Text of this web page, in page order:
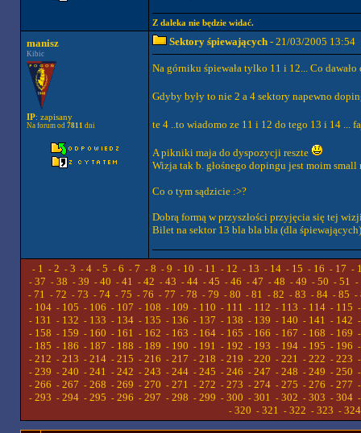
Z daleka nie będzie widać.
manisz
Kibic
IP: zapisany
Na forum od 7811 dni
Sektory śpiewających- 21/03/2005 13:54
Na górniku śpiewała tylko 11 i 12... Co
Gdyby były to nie 2 a 4 sektory napewno
te 4 ..to wiadomo ze 11 i 12 do tego 13 i 14 ...
A pikniki maja do dyspozycji reszte
Wizja tak b. głośnego dopingu jest moim small
Co o tym sądzicie :>?
Dobrą formą w przyszłości przyjęcia się tej
Bilet na sektor 13 bla bla bla (dla
- 1 - 2 - 3 - 4 - 5 - 6 - 7 - 8 - 9 - 10 - 11 - 12 - 13 - 14 - 15 - 16 - 17 -
- 37 - 38 - 39 - 40 - 41 - 42 - 43 - 44- 45 - 46 - 47 - 48 - 49 - 50 - 51 -
- 71 - 72 - 73 - 74 - 75 - 76 - 77 - 78 - 79 - 80 - 81 - 82 - 83 - 84 - 85 -
- 104- 105 - 106 - 107 - 108 - 109 - 110 - 111 - 112 - 113 - 114- 115
- 131 - 132 - 133 - 134- 135 - 136 - 137 - 138 - 139 - 140 - 141 - 142
- 158 - 159 - 160 - 161 - 162 - 163 - 164- 165 - 166 - 167 - 168 - 169
- 185 - 186 - 187 - 188 - 189 - 190 - 191 - 192 - 193 - 194- 195 - 196
- 212 - 213 - 214- 215 - 216 - 217 - 218 - 219 - 220 - 221 - 222 - 223
- 239 - 240 - 241 - 242 - 243 - 244- 245 - 246 - 247 - 248 - 249 - 250
- 266 - 267 - 268 - 269 - 270 - 271 - 272 - 273 - 274- 275 - 276 - 277
- 293 - 294- 295 - 296 - 297 - 298 - 299 - 300 - 301 - 302 - 303 - 304
- 320 - 321 - 322 - 323 - 324